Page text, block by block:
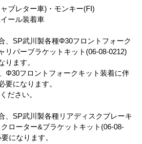
ブレター車)・モンキー(FI)
ール装着車
、SP武川製各種Φ30フロントフォーク
リパーブラケットキット(06-08-0212)
ります。
Φ30フロントフォークキット装着に伴
要になります。
ださい。
、SP武川製各種リアディスクブレーキ
ローター&ブラケットキット(06-08-
になります。